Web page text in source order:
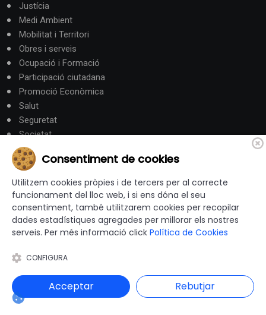
Justícia
Medi Ambient
Mobilitat i Territori
Obres i serveis
Ocupació i Formació
Participació ciutadana
Promoció Econòmica
Salut
Seguretat
Societat
Turisme
Altres Canals
canalandorra.ad
© 2012-2026 Ajuntaments de Catalunya - Tots els drets
Avís Legal |Política de privacitat
Política de Cookies|Accessibilitat|
Consentiment de cookies
Utilitzem cookies pròpies i de tercers per al correcte
funcionament del lloc web, i si ens dóna el seu
consentiment, també utilitzarem cookies per recopilar
dades estadístiques agregades per millorar els nostres
serveis. Per més informació click Política de Cookies
CONFIGURA
Acceptar Rebutjar